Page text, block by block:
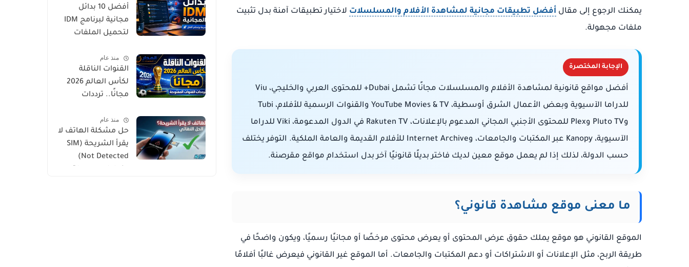
يمكنك الرجوع إلى مقال أفضل تطبيقات مجانية لمشاهدة الأفلام والمسلسلات لاختيار تطبيقات آمنة بدل تثبيت
ملفات مجهولة.
الإجابة المختصرة
أفضل مواقع قانونية لمشاهدة الأفلام والمسلسلات مجانًا تشمل Dubai+ للمحتوى العربي والخليجي، Viu
للدراما الآسيوية وبعض الأعمال الشرق أوسطية، YouTube Movies & TV والقنوات الرسمية للأفلام، Tubi
وPluto TV وPlex للمحتوى الأجنبي المجاني المدعوم بالإعلانات، Rakuten TV في الدول المدعومة، Viki للدراما
الآسيوية، Kanopy عبر المكتبات والجامعات، وInternet Archive للأفلام القديمة والعامة الملكية. التوفر يختلف
حسب الدولة، لذلك إذا لم يعمل موقع معين لديك فاختر بديلًا قانونيًا آخر بدل استخدام مواقع مقرصنة.
ما معنى موقع مشاهدة قانوني؟
الموقع القانوني هو موقع يملك حقوق عرض المحتوى أو يعرض محتوى مرخصًا أو مجانيًا رسميًا، ويكون واضحًا في
طريقة الربح، مثل الإعلانات أو الاشتراكات أو دعم المكتبات والجامعات. أما الموقع غير القانوني فيعرض غالبًا أفلامًا
أفضل 10 بدائل
مجانية لبرنامج IDM
لتحميل الملفات
منذ عام
القنوات الناقلة
لكأس العالم 2026
مجانًا.. ترددات
وطرق المشاهدة
الرسمية
منذ عام
حل مشكلة الهاتف لا
يقرأ الشريحة (SIM
Not Detected)